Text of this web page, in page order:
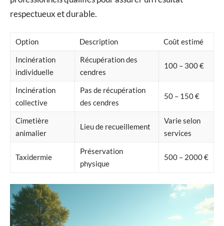
respectueux et durable.
Option Description
Coût estimé
Incinération
individuelle
Récupération des
cendres
100 – 300 €
Incinération
collective
Pas de récupération
des cendres
50 – 150 €
Cimetière
animalier
Lieu de recueillement
Varie selon
services
Taxidermie
Préservation
physique
500 – 2000 €